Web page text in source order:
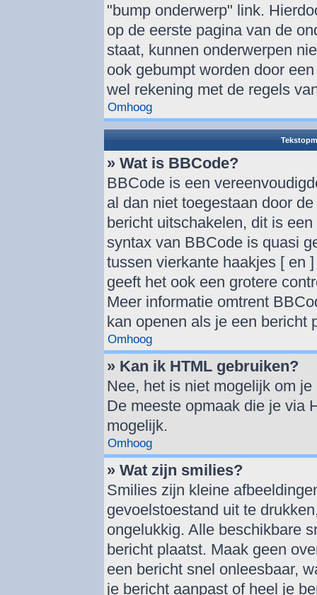
"bump onderwerp" link.
op de eerste pagina van de
staat, kunnen onderwerpen
ook gebumpt worden door
wel rekening met de regels
Omhoog
» Wat is BBCode?
BBCode is een
al dan niet toegestaan door
bericht uitschakelen, dit is
syntax van BBCode is quasi
tussen vierkante haakjes [ en
geeft het ook een grotere
Meer informatie omtrent
kan openen als je een bericht
Omhoog
» Kan ik HTML gebruiken?
Nee, het is niet mogelijk om
De meeste opmaak die je via
mogelijk.
Omhoog
» Wat zijn smilies?
Smilies zijn kleine
gevoelstoestand uit te
ongelukkig. Alle beschikbare
bericht plaatst. Maak geen
een bericht snel onleesbaar,
je bericht aanpast of heel je